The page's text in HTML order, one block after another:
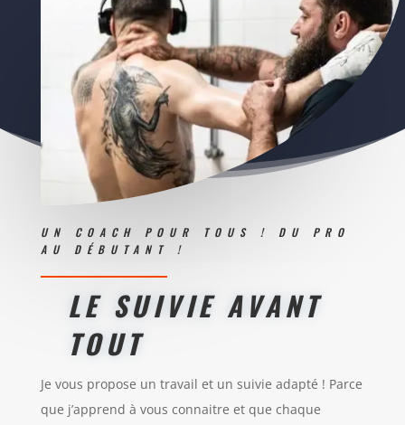
UN COACH POUR TOUS ! DU PRO
AU DÉBUTANT !
LE SUIVIE AVANT
TOUT
Je vous propose un travail et un suivie adapté ! Parce
que j’apprend à vous connaitre et que chaque